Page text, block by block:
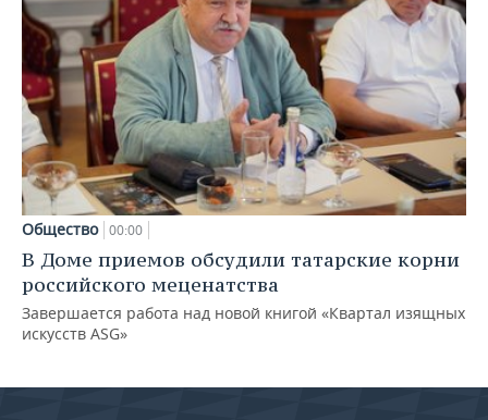
Общество 00:00
В Доме приемов обсудили татарские корни
российского меценатства
Завершается работа над новой книгой «Квартал изящных
искусств ASG»